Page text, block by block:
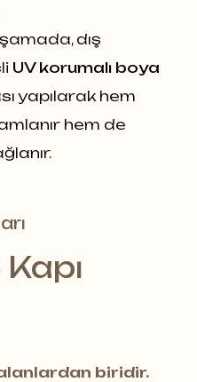
dış
UV korumalı boya
yapılarak hem
hem de
biridir.